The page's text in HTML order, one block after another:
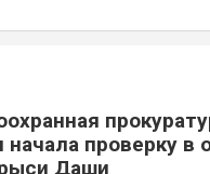
начала проверку в
Даши